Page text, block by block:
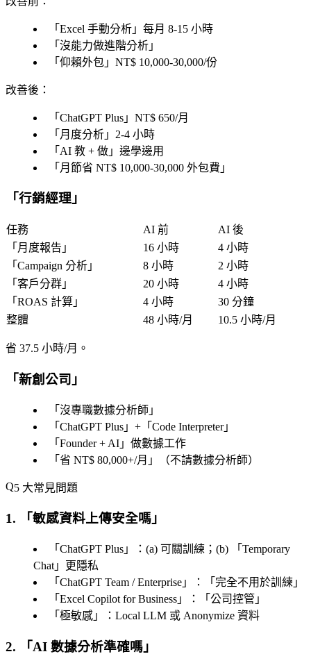
「 Excel 手動分析 」每月 8-15 小時
「 沒能力做進階分析 」
「 仰賴外包 」NT$ 10,000-30,000/份
改善後 ：
「 ChatGPT Plus 」NT$ 650/月
「 月度分析 」2-4 小時
「 AI 教 + 做 」邊學邊用
「 月節省 NT$ 10,000-30,000 外包費 」
「行銷經理 」
任務 AI 前
AI 後
「 月度報告 」 16 小時
4 小時
「 Campaign 分析 」 8 小時
2 小時
「 客戶分群 」 20 小時
4 小時
「 ROAS 計算 」 4 小時
30 分鐘
整體
48 小時/月 10.5 小時/月
省 37.5 小時/月 。
「新創公司 」
「 沒專職數據分析師 」
「 ChatGPT Plus 」+「 Code Interpreter」
「 Founder + AI 」做數據工作
「 省 NT$ 80,000+/月 」（不請數據分析師）
5 大常見問題
1. 「敏感資料上傳安全嗎 」
「 ChatGPT Plus 」：(a) 可關訓練；(b) 「 Temporary
Chat 」更隱私
「 ChatGPT Team / Enterprise 」：「 完全不用於訓練 」
「 Excel Copilot for Business 」：「 公司控管 」
「 極敏感 」：Local LLM 或 Anonymize 資料
2. 「AI 數據分析準確嗎 」